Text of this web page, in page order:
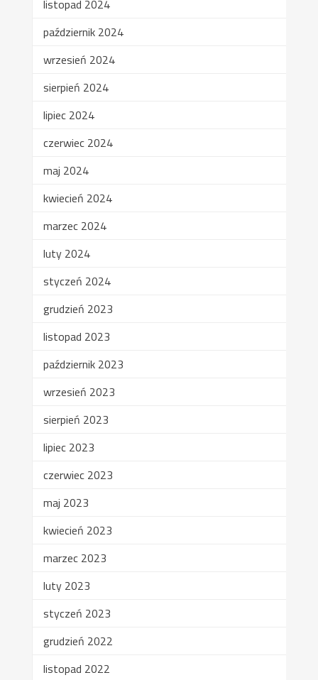
listopad 2024
październik 2024
wrzesień 2024
sierpień 2024
lipiec 2024
czerwiec 2024
maj 2024
kwiecień 2024
marzec 2024
luty 2024
styczeń 2024
grudzień 2023
listopad 2023
październik 2023
wrzesień 2023
sierpień 2023
lipiec 2023
czerwiec 2023
maj 2023
kwiecień 2023
marzec 2023
luty 2023
styczeń 2023
grudzień 2022
listopad 2022